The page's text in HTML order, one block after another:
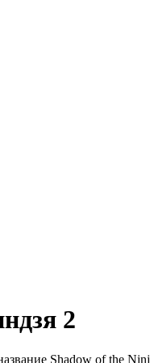
2
Shadow of the